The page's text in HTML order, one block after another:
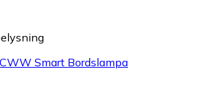
Smart Bordslampa